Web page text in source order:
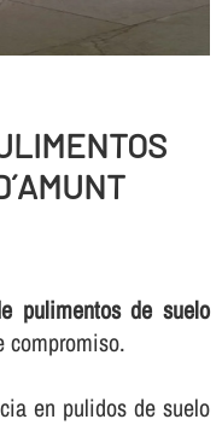
pulimentos de suelo
en pulidos de suelo